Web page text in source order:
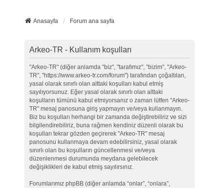
Anasayfa Forum ana sayfa
Arkeo-TR - Kullanım koşulları
"Arkeo-TR" (diğer anlamda "biz", "tarafımız", "bizim", "Arkeo-
TR", "https://www.arkeo-tr.com/forum") tarafından çoğaltılan,
yasal olarak sınırlı olan alttaki koşulları kabul etmiş
sayılıyorsunuz. Eğer yasal olarak sınırlı olan alttaki
koşulların tümünü kabul etmiyorsanız o zaman lütfen "Arkeo-
TR" mesaj panosuna giriş yapmayın ve/veya kullanmayın.
Biz bu koşulları herhangi bir zamanda değiştirebiliriz ve sizi
bilgilendirebiliriz, buna rağmen kendiniz düzenli olarak bu
koşulları tekrar gözden geçirerek "Arkeo-TR" mesaj
panosunu kullanmaya devam edebilirsiniz, yasal olarak
sınırlı olan bu koşulların güncellenmesi ve/veya
düzenlenmesi durumunda meydana gelebilecek
değişiklikleri de kabul etmiş sayılırsınız.
Forumlarımız phpBB (diğer anlamda “onlar”, “onlara”,